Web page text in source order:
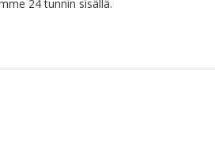
24 tunnin sisällä.